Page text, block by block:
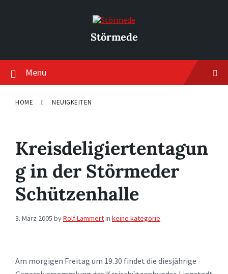
Störmede
Menu
HOME NEUIGKEITEN
Kreisdeligiertentagun
g in der Störmeder
Schützenhalle
3. März 2005 byRolf Lammertin keine kategorie
Am morgigen Freitag um 19.30 findet die diesjährige